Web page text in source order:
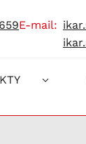
e-mail: